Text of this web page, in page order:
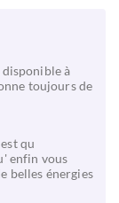
à
toujours de
qu
enfin vous
belles énergies